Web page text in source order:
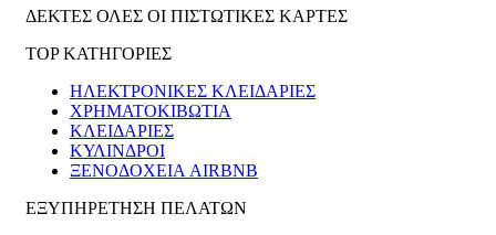
ΔΕΚΤΕΣ ΟΛΕΣ ΟΙ ΠΙΣΤΩΤΙΚΕΣ ΚΑΡΤΕΣ
TOP ΚΑΤΗΓΟΡΙΕΣ
ΗΛΕΚΤΡΟΝΙΚΈΣ ΚΛΕΙΔΑΡΙΈΣ
ΧΡΗΜΑΤΟΚΙΒΏΤΙΑ
ΚΛΕΙΔΑΡΙΈΣ
ΚΎΛΙΝΔΡΟΙ
ΞΕΝΟΔΟΧΕΊΑ AIRBNB
ΕΞΥΠΗΡΕΤΗΣΗ ΠΕΛΑΤΩΝ